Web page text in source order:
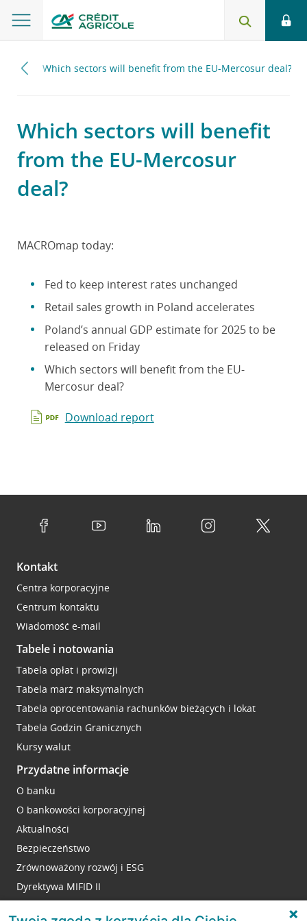
2026 Which sectors will benefit from the EU-Mercosur deal?
Which sectors will benefit
from the EU-Mercosur
deal?
MACROmap today:
Fed to keep interest rates unchanged
Retail sales growth in Poland accelerates
Poland’s annual GDP estimate for 2025 to be
released on Friday
Which sectors will benefit from the EU-
Mercosur deal?
Download report
Kontakt
Centra korporacyjne
Centrum kontaktu
Wiadomość e-mail
Tabele i notowania
Tabela opłat i prowizji
Tabela marż maksymalnych
Tabela oprocentowania rachunków bieżących i lokat
Tabela Godzin Granicznych
Kursy walut
Przydatne informacje
O banku
O bankowości korporacyjnej
Aktualności
Bezpieczeństwo
Zrównoważony rozwój i ESG
Dyrektywa MIFID II